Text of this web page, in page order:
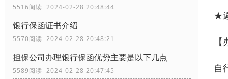
5516阅读 2024-02-28 20:48:44
银行保函证书介绍
5570阅读 2024-02-28 20:48:21
担保公司办理银行保函优势主要是以下几点
5589阅读 2024-02-28 20:47:45
★
自